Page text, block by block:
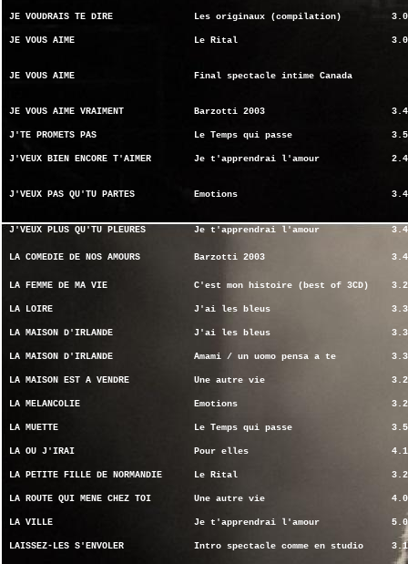
JE VOUDRAIS TE DIRE Les originaux (compilation)
JE VOUS AIME Le Rital
JE VOUS AIME Final spectacle intime Canada
JE VOUS AIME VRAIMENT Barzotti 2003
J'TE PROMETS PAS Le Temps qui passe
J'VEUX BIEN ENCORE T'AIMER Je t'apprendrai l'amour
J'VEUX PAS QU'TU PARTES Emotions
J'VEUX PLUS QU'TU PLEURES Je t'apprendrai l'amour
LA COMEDIE DE NOS AMOURS Barzotti 2003
LA FEMME DE MA VIE C'est mon histoire (best of 3CD)
LA LOIRE J'ai les bleus
LA MAISON D'IRLANDE J'ai les bleus
LA MAISON D'IRLANDE Amami / un uomo pensa a te
LA MAISON EST A VENDRE Une autre vie
LA MELANCOLIE Emotions
LA MUETTE Le Temps qui passe
LA OU J'IRAI Pour elles
LA PETITE FILLE DE NORMANDIE Le Rital
LA ROUTE QUI MENE CHEZ TOI Une autre vie
LA VILLE Je t'apprendrai l'amour
LAISSEZ-LES S'ENVOLER Intro spectacle comme en studio